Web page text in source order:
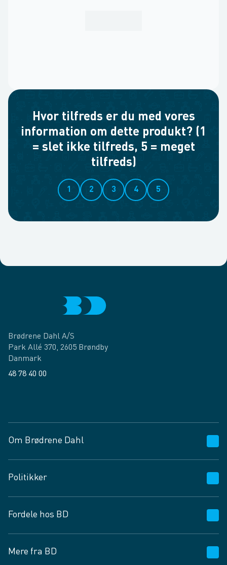
Hvor tilfreds er du med vores
information om dette produkt? (1
= slet ikke tilfreds, 5 = meget
tilfreds)
1 2 3 4 5
Brødrene Dahl A/S
Park Allé 370, 2605 Brøndby
Danmark
48 78 40 00
Om Brødrene Dahl
Vagttelefon 30 10 89 89
Spørgsmål og svar
Job og karriere
Fødevarekontrolrapport
Politikker
Privatlivspolitik
Cookies
Vilkår og betingelser
Fordele hos BD
BD app
Mere fra BD